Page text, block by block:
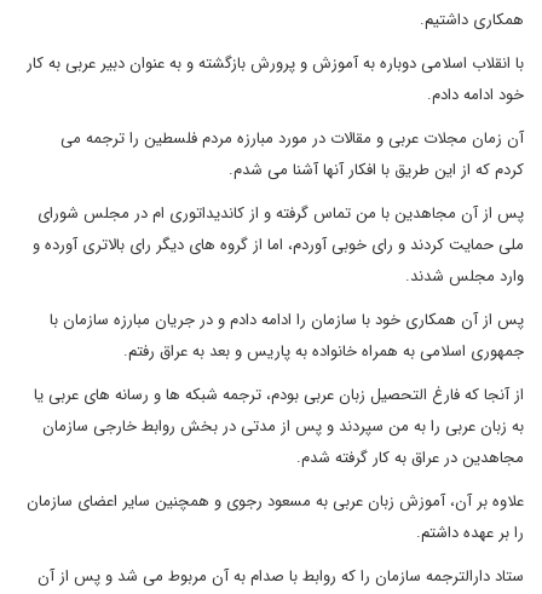
همکاری داشتیم.
با انقلاب اسلامی دوباره به آموزش و پرورش بازگشته و به عنوان دبیر عربی به کار
خود ادامه دادم.
آن زمان مجلات عربی و مقالات در مورد مبارزه مردم فلسطین را ترجمه می
کردم که از این طریق با افکار آنها آشنا می شدم.
پس از آن مجاهدین با من تماس گرفته و از کاندیداتوری ام در مجلس شورای
ملی حمایت کردند و رای خوبی آوردم، اما از گروه های دیگر رای بالاتری آورده و
وارد مجلس شدند.
پس از آن همکاری خود با سازمان را ادامه دادم و در جریان مبارزه سازمان با
جمهوری اسلامی به همراه خانواده به پاریس و بعد به عراق رفتم.
از آنجا که فارغ التحصیل زبان عربی بودم، ترجمه شبکه ها و رسانه های عربی یا
به زبان عربی را به من سپردند و پس از مدتی در بخش روابط خارجی سازمان
مجاهدین در عراق به کار گرفته شدم.
علاوه بر آن، آموزش زبان عربی به مسعود رجوی و همچنین سایر اعضای سازمان
را بر عهده داشتم.
ستاد دارالترجمه سازمان را که روابط با صدام به آن مربوط می شد و پس از آن